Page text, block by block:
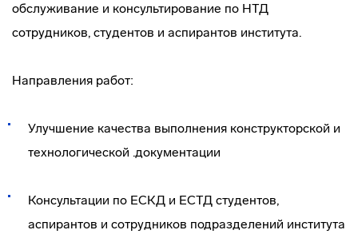
обслуживание и консультирование по НТД
сотрудников, студентов и аспирантов института.
Направления работ:
Улучшение качества выполнения конструкторской и
технологической .документации
Консультации по ЕСКД и ЕСТД студентов,
аспирантов и сотрудников подразделений института